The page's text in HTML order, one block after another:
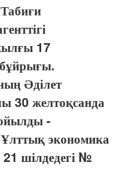
17
Әділет
30 желтоқсанда
-
экономика
шілдедегі №